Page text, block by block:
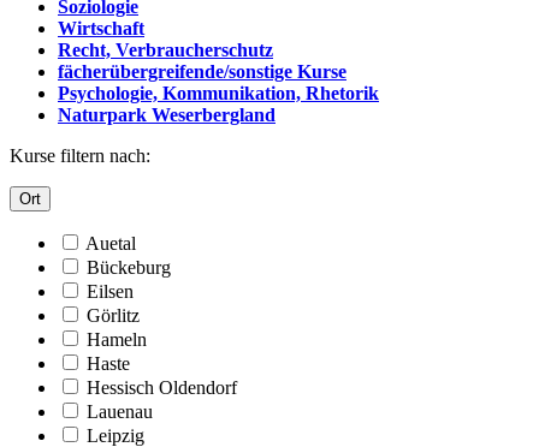
Soziologie
Wirtschaft
Recht, Verbraucherschutz
fächerübergreifende/sonstige Kurse
Psychologie, Kommunikation, Rhetorik
Naturpark Weserbergland
Kurse filtern nach:
Ort
Auetal
Bückeburg
Eilsen
Görlitz
Hameln
Haste
Hessisch Oldendorf
Lauenau
Leipzig